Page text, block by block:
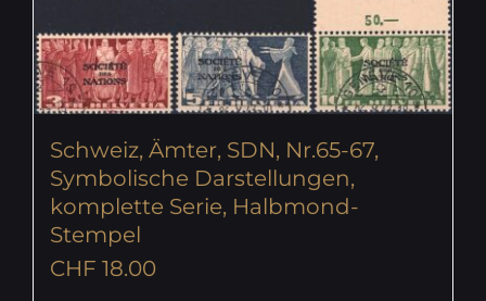
Schweiz, Ämter, SDN, Nr.65-67,
Symbolische Darstellungen,
komplette Serie, Halbmond-
Stempel
CHF 18.00